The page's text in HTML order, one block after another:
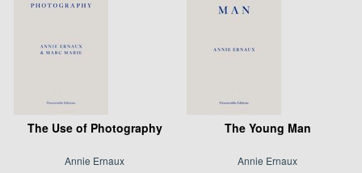
The Use of Photography
Annie Ernaux
The Young Man
Annie Ernaux